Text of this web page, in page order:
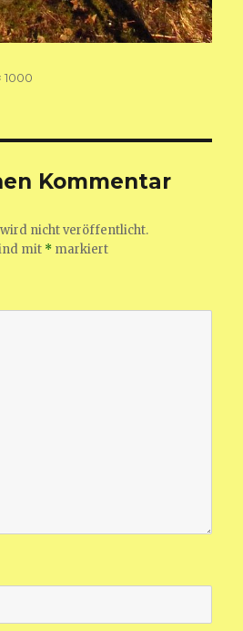
1000
Kommentar
nicht veröffentlicht.
mit * markiert